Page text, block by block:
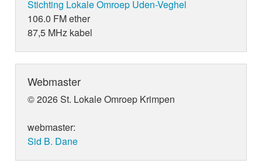
Stichting Lokale Omroep Uden-Veghel
106.0 FM ether
87,5 MHz kabel
Webmaster
© 2026 St. Lokale Omroep Krimpen
webmaster:
Sid B. Dane